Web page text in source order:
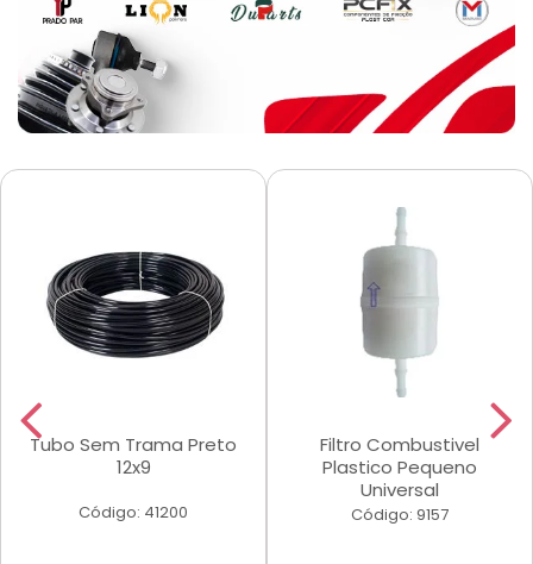
Tubo Sem Trama Preto
12x9
Código: 41200
Filtro Combustivel
Plastico Pequeno
Universal
Código: 9157